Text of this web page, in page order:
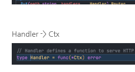
Handler -> Ctx